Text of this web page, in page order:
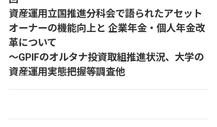
資産運用立国推進分科会で語られたアセット
オーナーの機能向上と 企業年金・個人年金改
革について
～GPIFのオルタナ投資取組推進状況、大学の
資産運用実態把握等調査他